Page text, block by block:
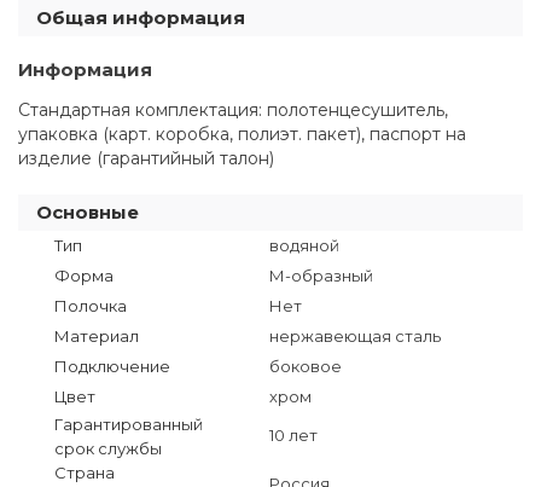
Общая информация
Информация
Стандартная комплектация: полотенцесушитель,
упаковка (карт. коробка, полиэт. пакет), паспорт на
изделие (гарантийный талон)
Основные
Тип
водяной
Форма
М-образный
Полочка
Нет
Материал
нержавеющая сталь
Подключение
боковое
Цвет
хром
Гарантированный
срок службы
10 лет
Страна